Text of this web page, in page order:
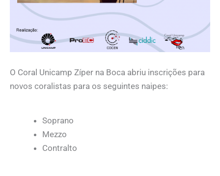
O Coral Unicamp Zíper na Boca abriu inscrições para
novos coralistas para os seguintes naipes:
Soprano
Mezzo
Contralto